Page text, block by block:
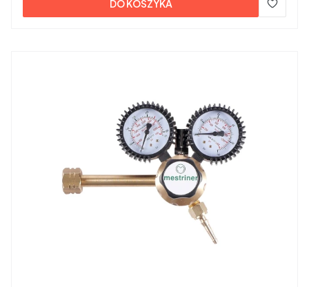
DO KOSZYKA